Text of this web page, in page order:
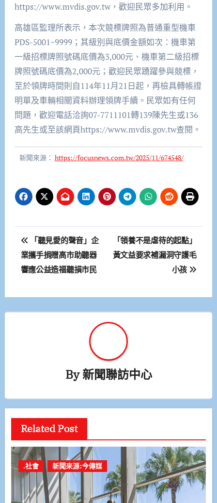
https://www.mvdis.gov.tw，歡迎民眾多加利用。
高雄區監理所表示，本次競標牌照為普通重型機車
PDS-5001~9999；其級別與底價金額如次：機車第
一級招標牌照號碼底價為3,000元、機車第二級招標
牌照號碼底價為2,000元；歡迎民眾踴躍參與競標，
至於領牌時間則自114年11月21日起，再檢具轉帳證
明單及車輛相關資料辦理領牌手續。民眾如有任何
問題，歡迎電話洽詢07-7711101轉139陳先生或136
高先生或至該網頁https://www.mvdis.gov.tw查閱。
新聞來源： https://focusnews.com.tw/2025/11/674548/
文
章
導
覽
「聽見愛的聲音」企
業攜手捐贈高市助聽器
響應公益造福聽損市民
「領養不是虐待的起點」
黃文益要求補漏洞守護毛
小孩
By新聞聯訪中心
Related Post
.社會 新聞來源:今傳媒